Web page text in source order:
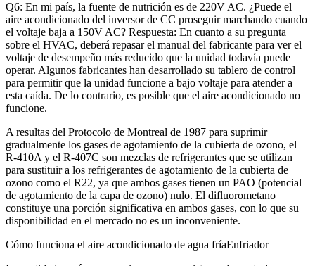
Q6: En mi país, la fuente de nutrición es de 220V AC. ¿Puede el
aire acondicionado del inversor de CC proseguir marchando cuando
el voltaje baja a 150V AC? Respuesta: En cuanto a su pregunta
sobre el HVAC, deberá repasar el manual del fabricante para ver el
voltaje de desempeño más reducido que la unidad todavía puede
operar. Algunos fabricantes han desarrollado su tablero de control
para permitir que la unidad funcione a bajo voltaje para atender a
esta caída. De lo contrario, es posible que el aire acondicionado no
funcione.
A resultas del Protocolo de Montreal de 1987 para suprimir
gradualmente los gases de agotamiento de la cubierta de ozono, el
R-410A y el R-407C son mezclas de refrigerantes que se utilizan
para sustituir a los refrigerantes de agotamiento de la cubierta de
ozono como el R22, ya que ambos gases tienen un PAO (potencial
de agotamiento de la capa de ozono) nulo. El difluorometano
constituye una porción significativa en ambos gases, con lo que su
disponibilidad en el mercado no es un inconveniente.
Cómo funciona el aire acondicionado de agua fríaEnfriador